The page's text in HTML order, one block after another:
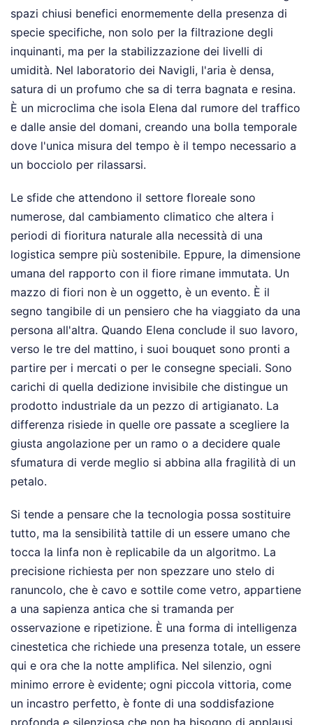
spazi chiusi benefici enormemente della presenza di
specie specifiche, non solo per la filtrazione degli
inquinanti, ma per la stabilizzazione dei livelli di
umidità. Nel laboratorio dei Navigli, l'aria è densa,
satura di un profumo che sa di terra bagnata e resina.
È un microclima che isola Elena dal rumore del traffico
e dalle ansie del domani, creando una bolla temporale
dove l'unica misura del tempo è il tempo necessario a
un bocciolo per rilassarsi.
Le sfide che attendono il settore floreale sono
numerose, dal cambiamento climatico che altera i
periodi di fioritura naturale alla necessità di una
logistica sempre più sostenibile. Eppure, la dimensione
umana del rapporto con il fiore rimane immutata. Un
mazzo di fiori non è un oggetto, è un evento. È il
segno tangibile di un pensiero che ha viaggiato da una
persona all'altra. Quando Elena conclude il suo lavoro,
verso le tre del mattino, i suoi bouquet sono pronti a
partire per i mercati o per le consegne speciali. Sono
carichi di quella dedizione invisibile che distingue un
prodotto industriale da un pezzo di artigianato. La
differenza risiede in quelle ore passate a scegliere la
giusta angolazione per un ramo o a decidere quale
sfumatura di verde meglio si abbina alla fragilità di un
petalo.
Si tende a pensare che la tecnologia possa sostituire
tutto, ma la sensibilità tattile di un essere umano che
tocca la linfa non è replicabile da un algoritmo. La
precisione richiesta per non spezzare uno stelo di
ranuncolo, che è cavo e sottile come vetro, appartiene
a una sapienza antica che si tramanda per
osservazione e ripetizione. È una forma di intelligenza
cinestetica che richiede una presenza totale, un essere
qui e ora che la notte amplifica. Nel silenzio, ogni
minimo errore è evidente; ogni piccola vittoria, come
un incastro perfetto, è fonte di una soddisfazione
profonda e silenziosa che non ha bisogno di applausi.